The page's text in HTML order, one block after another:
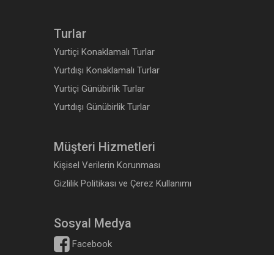
Turlar
Yurtiçi Konaklamalı Turlar
Yurtdışı Konaklamalı Turlar
Yurtiçi Günübirlik Turlar
Yurtdışı Günübirlik Turlar
Müşteri Hizmetleri
Kişisel Verilerin Korunması
Gizlilik Politikası ve Çerez Kullanımı
Sosyal Medya
Facebook